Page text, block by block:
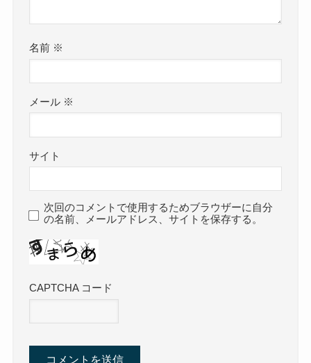
名前 ※
メール ※
サイト
次回のコメントで使用するためブラウザーに自分
の名前、メールアドレス、サイトを保存する。
CAPTCHA コード